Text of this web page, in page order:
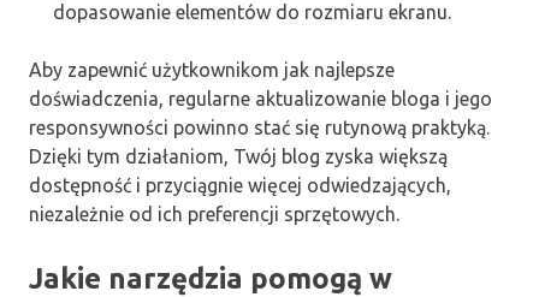
dopasowanie elementów do rozmiaru ekranu.
Aby zapewnić użytkownikom jak najlepsze
doświadczenia, regularne aktualizowanie bloga i jego
responsywności powinno stać się rutynową praktyką.
Dzięki tym działaniom, Twój blog zyska większą
dostępność i przyciągnie więcej odwiedzających,
niezależnie od ich preferencji sprzętowych.
Jakie narzędzia pomogą w